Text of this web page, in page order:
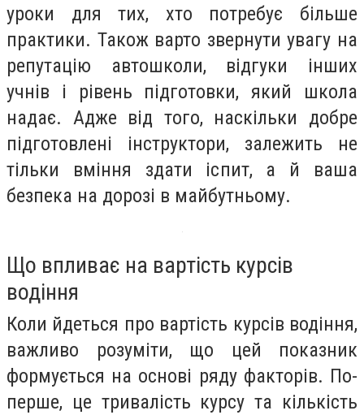
уроки для тих, хто потребує більше
практики. Також варто звернути увагу на
репутацію автошколи, відгуки інших
учнів і рівень підготовки, який школа
надає. Адже від того, наскільки добре
підготовлені інструктори, залежить не
тільки вміння здати іспит, а й ваша
безпека на дорозі в майбутньому.
Що впливає на вартість курсів
водіння
Коли йдеться про вартість курсів водіння,
важливо розуміти, що цей показник
формується на основі ряду факторів. По-
перше, це тривалість курсу та кількість